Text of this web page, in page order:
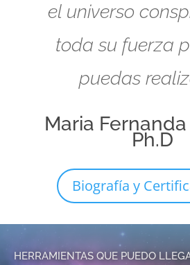
el universo
toda su fuerza
puedas
Maria
Ph.D
Biografía y
HERRAMIENTAS QUE PUEDO